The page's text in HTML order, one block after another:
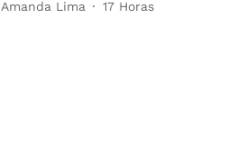
Amanda Lima 17 Horas